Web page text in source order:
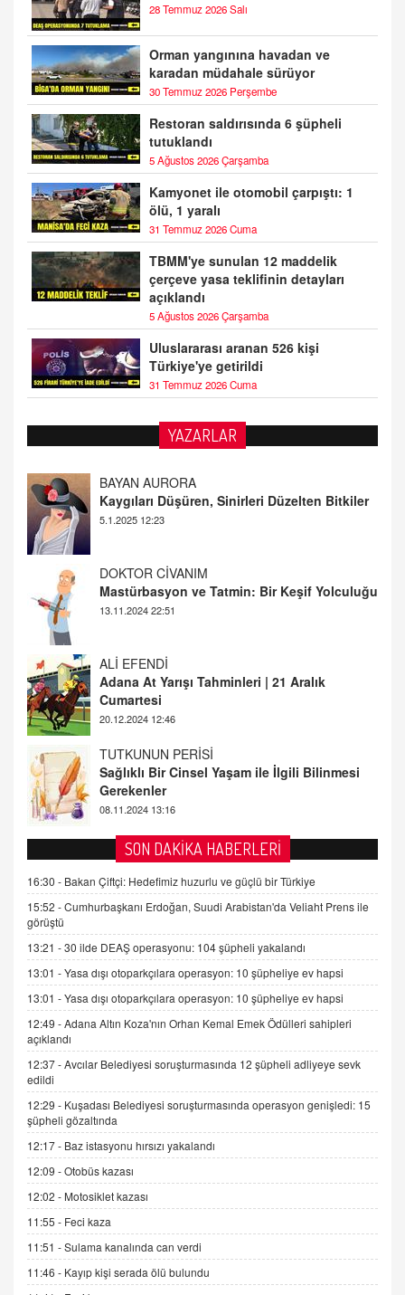
28 Temmuz 2026 Salı
Orman yangınına havadan ve
karadan müdahale sürüyor
30 Temmuz 2026 Perşembe
Restoran saldırısında 6 şüpheli
tutuklandı
5 Ağustos 2026 Çarşamba
Kamyonet ile otomobil çarpıştı: 1
ölü, 1 yaralı
31 Temmuz 2026 Cuma
TBMM'ye sunulan 12 maddelik
çerçeve yasa teklifinin detayları
açıklandı
5 Ağustos 2026 Çarşamba
Uluslararası aranan 526 kişi
Türkiye'ye getirildi
31 Temmuz 2026 Cuma
YAZARLAR
DOKTOR CİVANIM
Mastürbasyon ve Tatmin: Bir Keşif Yolculuğu
13.11.2024 22:51
ALİ EFENDİ
Adana At Yarışı Tahminleri | 21 Aralık
Cumartesi
TUTKUNUN PERİSİ
Sağlıklı Bir Cinsel Yaşam ile İlgili Bilinmesi
Gerekenler
08.11.2024 13:16
FARUK ÖNALAN
Tezkere Onaylanmasaydı…
2 Kasım 2021 Salı 00:11
AV. DOĞAN CAN DOĞAN
Kişisel verilerin korunması ve dijital hukukun
gelişimi
15.09.2025 16:17
SEHER EREK
Kış Ayları Geldi, Hangi Önlemler Alınmalı?
9.12.2025 10:11
İNCİ GÜL AKÖL
06.07.2026 13:00
ADEM AKÖL
Esed Destekçilerinin Yüzüne Vurulan Şamar:
Sednaya
11.12.2024 12:30
DR. EKREM ASLAN
Gerçek Ne, Algı Ne? "Beraber Yürüyoruz"
Cümlesinin Peşinden
19.07.2025 12:45
SON DAKİKA HABERLERİ
16:30 - Bakan Çiftçi: Hedefimiz huzurlu ve güçlü bir Türkiye
15:52 -Cumhurbaşkanı Erdoğan, Suudi Arabistan'da Veliaht Prens ile
görüştü
13:21 -30 ilde DEAŞ operasyonu: 104 şüpheli yakalandı
13:01 -Yasa dışı otoparkçılara operasyon: 10 şüpheliye ev hapsi
13:01 -Yasa dışı otoparkçılara operasyon: 10 şüpheliye ev hapsi
12:49 -Adana Altın Koza'nın Orhan Kemal Emek Ödülleri sahipleri
açıklandı
12:37 -Avcılar Belediyesi soruşturmasında 12 şüpheli adliyeye sevk
edildi
12:29 - Kuşadası Belediyesi soruşturmasında operasyon genişledi: 15
şüpheli gözaltında
12:17 - Baz istasyonu hırsızı yakalandı
12:09 -Otobüs kazası
12:02 - Motosiklet kazası
11:55 - Feci kaza
11:51 -Sulama kanalında can verdi
11:46 - Kayıp kişi serada ölü bulundu